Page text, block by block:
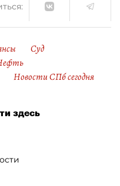
Суд
Новости СПб сегодня
здесь